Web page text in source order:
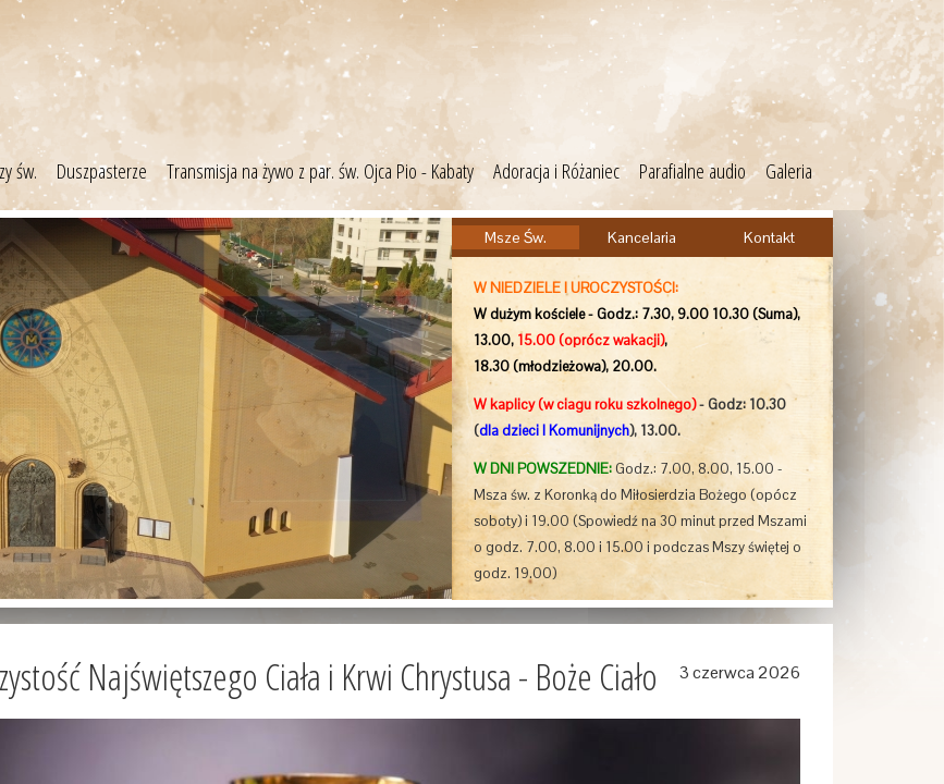
św. Duszpasterze Transmisja na żywo z par. św. Ojca Pio - Kabaty Adoracja i Różaniec Parafialne audio Galeria
Msze Św. Kancelaria Kontakt
W NIEDZIELE I UROCZYSTOŚCI:
W dużym kościele - Godz.: 7.30, 9.00 10.30 (Suma),
13.00, 15.00(oprócz wakacji),
18.30 (młodzieżowa), 20.00.
W kaplicy (w ciagu roku szkolnego)- Godz: 10.30
(dla dzieci I Komunijnych), 13.00.
W DNI POWSZEDNIE:Godz.: 7.00, 8.00, 15.00 -
Msza św. z Koronką do Miłosierdzia Bożego (opócz
soboty) i 19.00 (Spowiedźna30 minut przed Mszami
o godz. 7.00, 8.00 i 15.00 i podczas Mszy świętej o
godz. 19.00)
3 czerwca 2026
Najświętszego Ciała i Krwi Chrystusa - Boże Ciało